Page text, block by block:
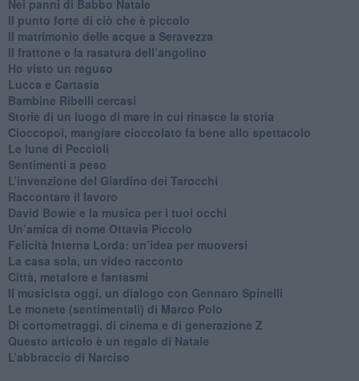
Nei panni di Babbo Natale
​Il punto forte di ciò che è piccolo
​Il matrimonio delle acque a Seravezza
​Il frattone e la rasatura dell’angolino
​Ho visto un reguso
Lucca e Cartasia
Bambine Ribelli cercasi
Storie di un luogo di mare in cui rinasce la storia
Cioccopoi, mangiare cioccolato fa bene allo spettacolo
​Le lune di Peccioli
​Sentimenti a peso
​L’invenzione del Giardino dei Tarocchi
​Raccontare il lavoro
David Bowie e la musica per i tuoi occhi
Un’amica di nome Ottavia Piccolo
​Felicità Interna Lorda: un’idea per muoversi
​La casa sola, un video racconto
​Città, metafore e fantasmi
Il musicista oggi, un dialogo con Gennaro Spinelli
Le monete (sentimentali) di Marco Polo
​Di cortometraggi, di cinema e di generazione Z
​Questo articolo è un regalo di Natale
L’abbraccio di Narciso